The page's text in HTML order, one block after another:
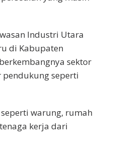
Industri Utara
di Kabupaten
sektor
seperti
warung, rumah
kerja dari